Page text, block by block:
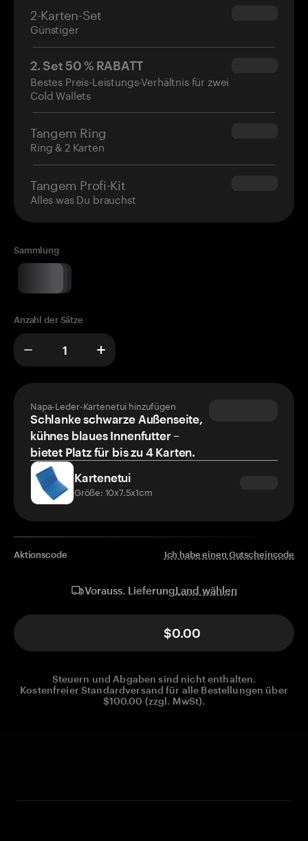
2-Karten-Set
Günstiger
$54.90
2. Set 50 % RABATT
Bestes Preis-Leistungs-Verhältnis für zwei
Cold Wallets
$34.95
Tangem Ring
Ring & 2 Karten
$160.00
Tangem Profi-Kit
Alles was Du brauchst
$180.00
Sammlung
Anzahl der Sätze
Napa-Leder-Kartenetui hinzufügen
Schlanke schwarze Außenseite,
kühnes blaues Innenfutter –
bietet Platz für bis zu 4 Karten.
Kartenetui
Größe: 10x7.5x1cm
Aktionscode Ich habe einen Gutscheincode
Vorauss. LieferungLand wählen
$0.00
Steuern und Abgaben sind nicht enthalten.
Kostenfreier Standardversand für alle Bestellungen über
$100.00 (zzgl. MwSt).